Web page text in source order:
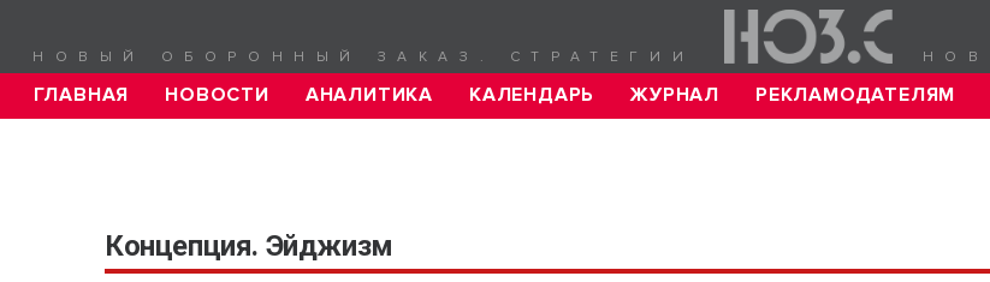
НОВЫЙ ОБОРОННЫЙ ЗАКАЗ. СТРАТЕГИИ
ГЛАВНАЯ НОВОСТИ АНАЛИТИКА КАЛЕНДАРЬ ЖУРНАЛ РЕКЛАМОДАТЕЛЯМ
Концепция. Эйджизм